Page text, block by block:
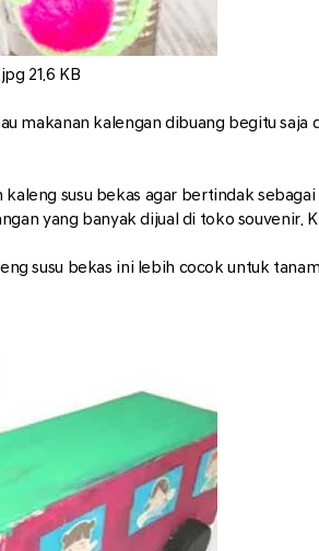
21.6 KB
makanan kalengan dibuang begitu
susu bekas agar bertindak
yang banyak dijual di toko
susu bekas ini lebih cocok untuk